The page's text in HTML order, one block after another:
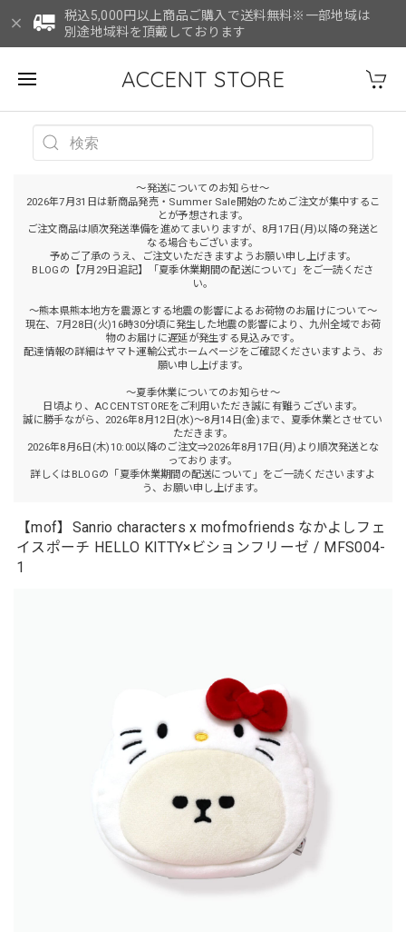
税込5,000円以上商品ご購入で送料無料※一部地域は
別途地域料を頂戴しております
ACCENT STORE
～発送についてのお知らせ～
2026年7月31日は新商品発売・Summer Sale開始のためご注文が集中するこ
とが予想されます。
ご注文商品は順次発送準備を進めてまいりますが、8月17日(月)以降の発送と
なる場合もございます。
予めご了承のうえ、ご注文いただきますようお願い申し上げます。
BLOGの【7月29日追記】「夏季休業期間の配送について」をご一読くださ
い。
～熊本県熊本地方を震源とする地震の影響によるお荷物のお届けについて～
現在、7月28日(火)16時30分頃に発生した地震の影響により、九州全域でお荷
物のお届けに遅延が発生する見込みです。
配達情報の詳細はヤマト運輸公式ホームページをご確認くださいますよう、お
願い申し上げます。
～夏季休業についてのお知らせ～
日頃より、ACCENTSTOREをご利用いただき誠に有難うございます。
誠に勝手ながら、2026年8月12日(水)～8月14日(金)まで、夏季休業とさせてい
ただきます。
2026年8月6日(木)10:00以降のご注文⇒2026年8月17日(月)より順次発送とな
っております。
詳しくはBLOGの「夏季休業期間の配送について」をご一読くださいますよ
う、お願い申し上げます。
【mof】Sanrio characters x mofmofriends なかよしフェ
イスポーチ HELLO KITTY×ビションフリーゼ / MFS004-
1